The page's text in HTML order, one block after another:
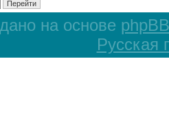
на основе phpBB
Русская